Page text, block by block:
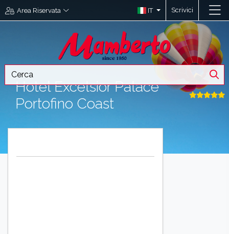
Area Riservata IT Scrivici
Hotel Excelsior Palace
Portofino Coast